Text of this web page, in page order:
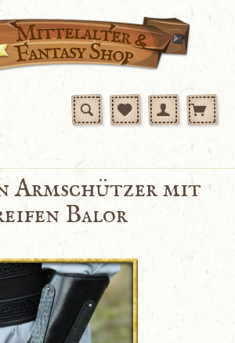
Armschützer mit
Balor